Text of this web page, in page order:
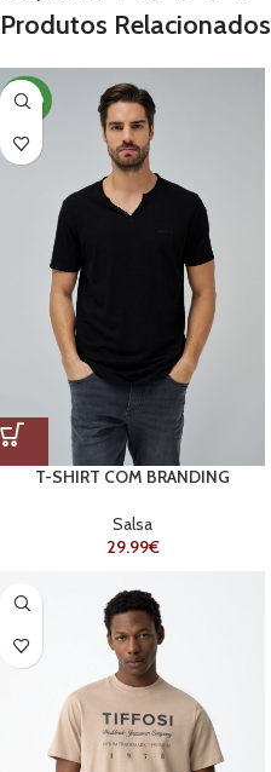
Produtos Relacionados
NOVO
T-SHIRT COM BRANDING
Salsa
29.99€